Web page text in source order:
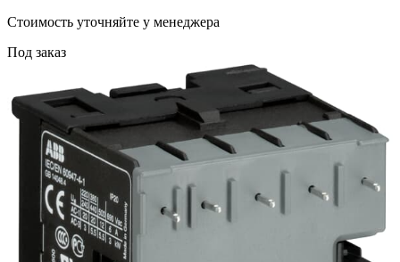
Cтоимость уточняйте у менеджера
Под заказ